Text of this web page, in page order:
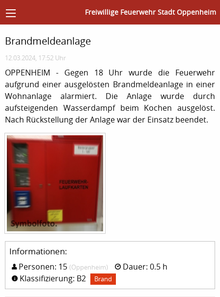
Freiwillige Feuerwehr Stadt Oppenheim
Brandmeldeanlage
12.03.2024, 17:52 Uhr
OPPENHEIM - Gegen 18 Uhr wurde die Feuerwehr
aufgrund einer ausgelösten Brandmeldeanlage in einer
Wohnanlage alarmiert. Die Anlage wurde durch
aufsteigenden Wasserdampf beim Kochen ausgelöst.
Nach Rückstellung der Anlage war der Einsatz beendet.
Informationen:
Personen: 15 (Oppenheim)
Dauer: 0.5 h
Klassifizierung: B2
Brand